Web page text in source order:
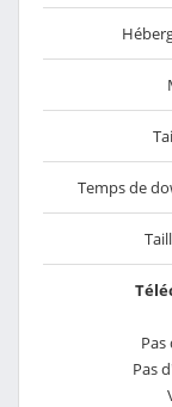
Temps de
Pas